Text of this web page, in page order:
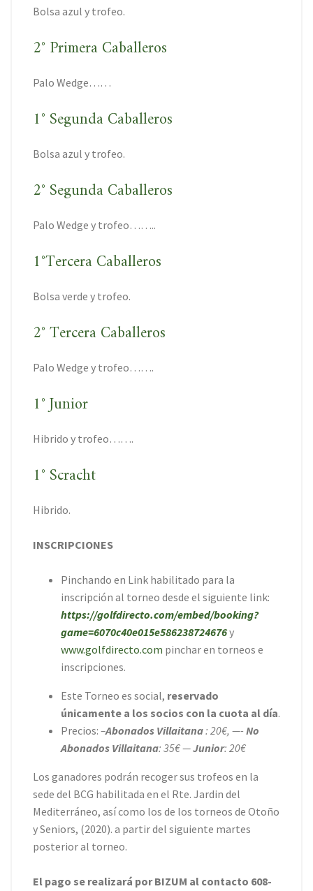
Bolsa azul y trofeo.
2° Primera Caballeros
Palo Wedge……
1° Segunda Caballeros
Bolsa azul y trofeo.
2° Segunda Caballeros
Palo Wedge y trofeo……..
1°Tercera Caballeros
Bolsa verde y trofeo.
2° Tercera Caballeros
Palo Wedge y trofeo…….
1° Junior
Hibrido y trofeo…….
1° Scracht
Hibrido.
INSCRIPCIONES
Pinchando en Link habilitado para la
inscripción al torneo desde el siguiente link:
https://golfdirecto.com/embed/booking?
game=6070c40e015e586238724676y
www.golfdirecto.com pinchar en torneos e
inscripciones.
Este Torneo es social, reservado
únicamente a los socios con la cuota al día.
Precios: –Abonados Villaitana: 20€, —- No
Abonados Villaitana: 35€ —Junior: 20€
Los ganadores podrán recoger sus trofeos en la
sede del BCG habilitada en el Rte. Jardin del
Mediterráneo, así como los de los torneos de Otoño
y Seniors, (2020). a partir del siguiente martes
posterior al torneo.
El pago se realizará por BIZUM al contacto 608-